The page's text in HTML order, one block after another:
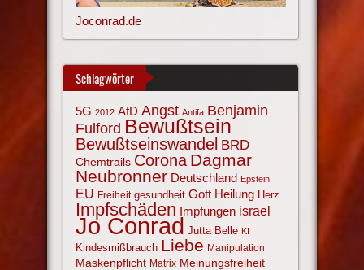
Joconrad.de
Schlagwörter
5G 2012 AfD Angst Antifa Benjamin
Fulford Bewußtsein
Bewußtseinswandel BRD
Chemtrails Corona Dagmar
Neubronner Deutschland Epstein
EU Freiheit gesundheit Gott Heilung Herz
Impfschäden Impfungen israel
Jo Conrad Jutta Belle KI
Kindesmißbrauch Liebe Manipulation
Maskenpflicht Matrix Meinungsfreiheit